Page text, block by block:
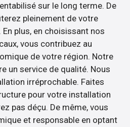
sur le long terme. De
pleinement de votre
plus, en choisissant nos
vous contribuez au
de votre région. Notre
un service de qualité. Nous
irréprochable. Faites
pour votre installation
pas déçu. De même, vous
et responsable en optant